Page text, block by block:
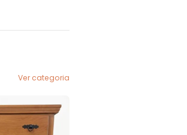
Ver categoria